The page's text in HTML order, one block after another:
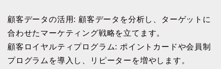
顧客データの活用: 顧客データを分析し、ターゲットに
合わせたマーケティング戦略を立てます。
顧客ロイヤルティプログラム: ポイントカードや会員制
プログラムを導入し、リピーターを増やします。